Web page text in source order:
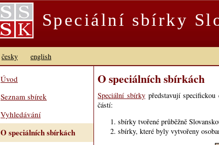
Speciální sbírky
česky english
Úvod
Seznam sbírek
Vyhledávání
O speciálních sbírkách
O speciálních sbírkách
Speciální sbírkypředstavují specifickou
částí:
sbírky tvořené průběžně
sbírky, které byly vytvořeny